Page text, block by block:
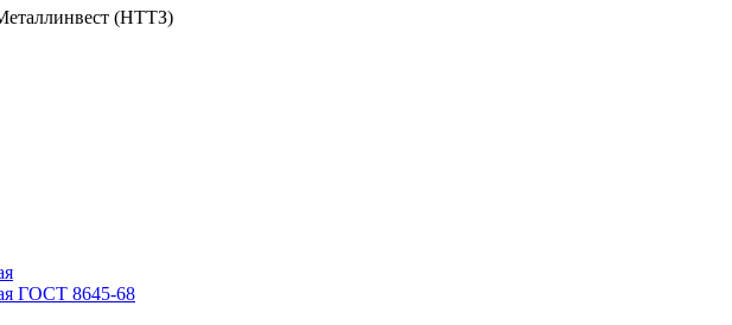
ГОСТ 8645-68